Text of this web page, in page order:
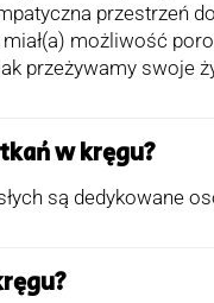
przestrzeń
możliwość
przeżywamy swoje
w kręgu?
są dedykowane